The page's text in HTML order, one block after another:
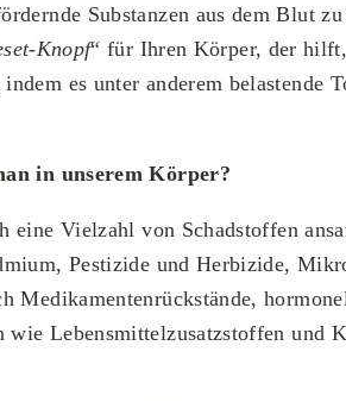
Substanzen aus dem Blut
Knopf“ für Ihren Körper, der
es unter anderem belastende
in unserem Körper?
eine Vielzahl von Schadstoffen
Pestizide und Herbizide,
Medikamentenrückstände,
wie Lebensmittelzusatzstoffen und